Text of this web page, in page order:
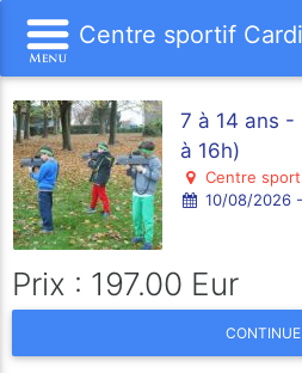
Centre sportif
7 à 14 ans -
à 16h)
Centre
10/08/2026
Prix : 197.00 Eur